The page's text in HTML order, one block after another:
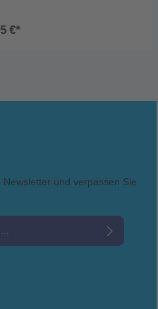
€*
und verpassen Sie